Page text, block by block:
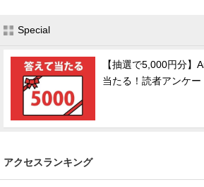
Special
【抽選で5,000円分】
当たる！読者アンケー
アクセスランキング